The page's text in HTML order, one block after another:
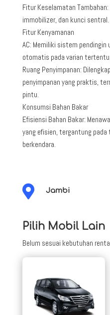
Fitur Keselamatan
immobilizer, dan kunci sentral.
Fitur Kenyamanan
AC: Memiliki sistem pendingin
otomatis pada varian tertentu.
Ruang Penyimpanan:
penyimpanan yang praktis,
pintu.
Konsumsi Bahan Bakar
Efisiensi Bahan Bakar:
yang efisien, tergantung
berkendara.
 Jambi
Pilih Mobil Lain
Belum sesuai kebutuhan